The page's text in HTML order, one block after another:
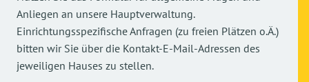
Anliegen an unsere Hauptverwaltung.
Einrichtungsspezifische Anfragen (zu freien Plätzen o.Ä.)
bitten wir Sie über die Kontakt-E-Mail-Adressen des
jeweiligen Hauses zu stellen.